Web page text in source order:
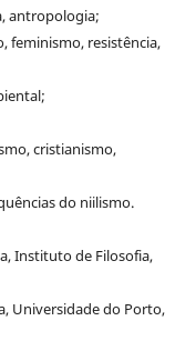
antropologia;
feminismo, resistência,
cristianismo,
do niilismo.
Instituto de Filosofia,
Universidade do Porto,